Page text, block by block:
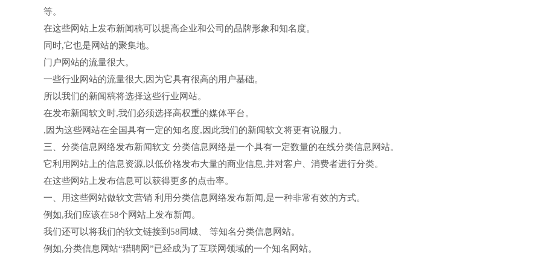
等。
在这些网站上发布新闻稿可以提高企业和公司的品牌形象和知名度。
同时,它也是网站的聚集地。
门户网站的流量很大。
一些行业网站的流量很大,因为它具有很高的用户基础。
所以我们的新闻稿将选择这些行业网站。
在发布新闻软文时,我们必须选择高权重的媒体平台。
,因为这些网站在全国具有一定的知名度,因此我们的新闻软文将更有说服力。
三、分类信息网络发布新闻软文 分类信息网络是一个具有一定数量的在线分类信息网站。
它利用网站上的信息资源,以低价格发布大量的商业信息,并对客户、消费者进行分类。
在这些网站上发布信息可以获得更多的点击率。
一、用这些网站做软文营销 利用分类信息网络发布新闻,是一种非常有效的方式。
例如,我们应该在58个网站上发布新闻。
我们还可以将我们的软文链接到58同城、 等知名分类信息网站。
例如,分类信息网站“猎聘网”已经成为了互联网领域的一个知名网站。